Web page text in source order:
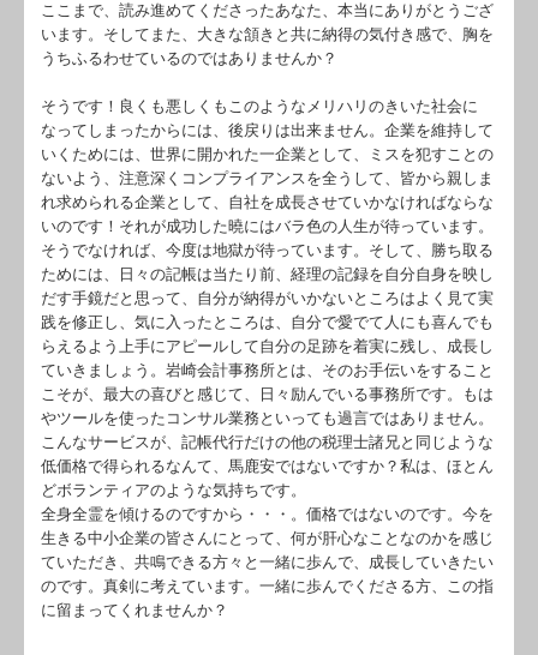
ここまで、読み進めてくださったあなた、本当にありがとうござ
います。そしてまた、大きな頷きと共に納得の気付き感で、胸を
うちふるわせているのではありませんか？
そうです！良くも悪しくもこのようなメリハリのきいた社会に
なってしまったからには、後戻りは出来ません。企業を維持して
いくためには、世界に開かれた一企業として、ミスを犯すことの
ないよう、注意深くコンプライアンスを全うして、皆から親しま
れ求められる企業として、自社を成長させていかなければならな
いのです！それが成功した曉にはバラ色の人生が待っています。
そうでなければ、今度は地獄が待っています。そして、勝ち取る
ためには、日々の記帳は当たり前、経理の記録を自分自身を映し
だす手鏡だと思って、自分が納得がいかないところはよく見て実
践を修正し、気に入ったところは、自分で愛でて人にも喜んでも
らえるよう上手にアピールして自分の足跡を着実に残し、成長し
ていきましょう。岩崎会計事務所とは、そのお手伝いをすること
こそが、最大の喜びと感じて、日々励んでいる事務所です。もは
やツールを使ったコンサル業務といっても過言ではありません。
こんなサービスが、記帳代行だけの他の税理士諸兄と同じような
低価格で得られるなんて、馬鹿安ではないですか？私は、ほとん
どボランティアのような気持ちです。
全身全霊を傾けるのですから・・・。価格ではないのです。今を
生きる中小企業の皆さんにとって、何が肝心なことなのかを感じ
ていただき、共鳴できる方々と一緒に歩んで、成長していきたい
のです。真剣に考えています。一緒に歩んでくださる方、この指
に留まってくれませんか？